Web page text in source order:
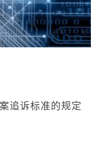
追诉标准的规定